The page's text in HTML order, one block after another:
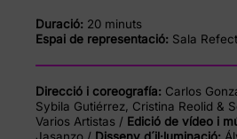
Duració: 20 minuts
Espai de representació: Sala
Direcció i coreografía: Carlos
Sybila Gutiérrez, Cristina Reolid &
Varios Artistas / Edició de vídeo i